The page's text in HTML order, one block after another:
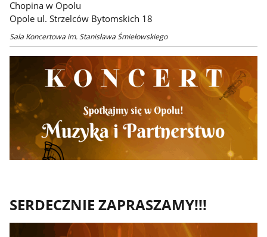
Chopina w Opolu
Opole ul. Strzelców Bytomskich 18
Sala Koncertowa im. Stanisława Śmiełowskiego
SERDECZNIE ZAPRASZAMY!!!